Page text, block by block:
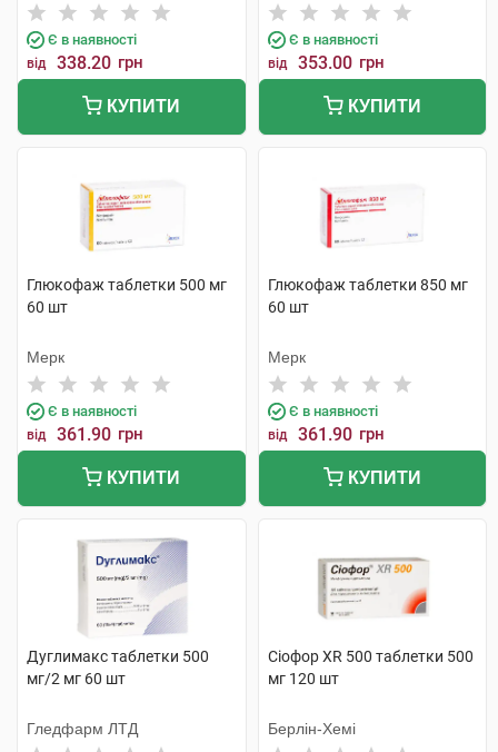
Є в наявності
від 338.20 грн
КУПИТИ
Є в наявності
від 353.00 грн
КУПИТИ
Глюкофаж таблетки 500 мг
60 шт
Мерк
Є в наявності
від 361.90 грн
КУПИТИ
Глюкофаж таблетки 850 мг
60 шт
Мерк
Є в наявності
від 361.90 грн
КУПИТИ
Дуглимакс таблетки 500
мг/2 мг 60 шт
Гледфарм ЛТД
Сіофор XR 500 таблетки 500
мг 120 шт
Берлін-Хемі